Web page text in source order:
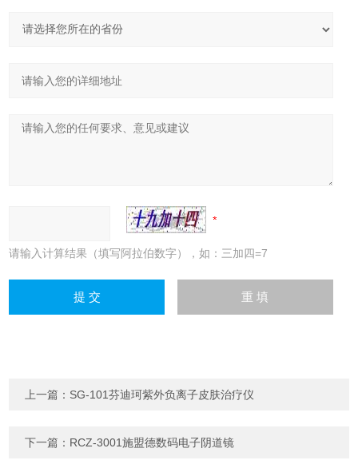
请输入计算结果（填写阿拉伯数字），如：三加四=7
上一篇： SG-101芬迪珂紫外负离子皮肤治疗仪
下一篇： RCZ-3001施盟德数码电子阴道镜